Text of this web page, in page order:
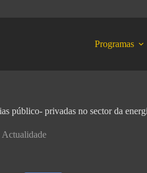
Programas
público- privadas no sector da
Actualidade